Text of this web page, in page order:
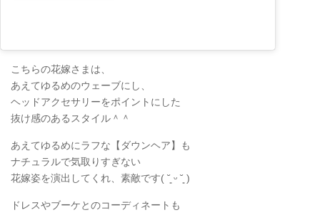
こちらの花嫁さまは、
あえてゆるめのウェーブにし、
ヘッドアクセサリーをポイントにした
抜け感のあるスタイル＾＾
あえてゆるめにラフな【ダウンヘア】も
ナチュラルで気取りすぎない
花嫁姿を演出してくれ、素敵です( ˘͈ ᵕ ˘͈ )
ドレスやブーケとのコーディネートも